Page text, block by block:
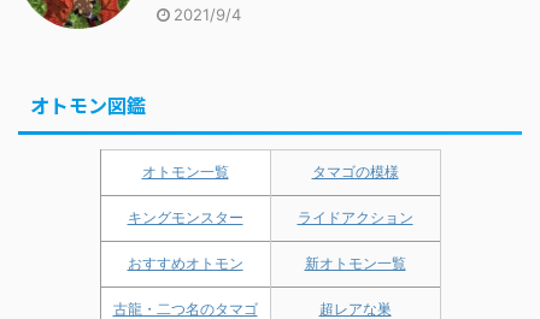
2021/9/4
オトモン図鑑
オトモン一覧 タマゴの模様
キングモンスター ライドアクション
おすすめオトモン 新オトモン一覧
古龍・二つ名のタマゴ 超レアな巣